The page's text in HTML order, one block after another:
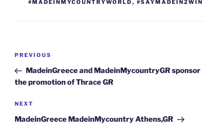
#MADEINMYCOUNTRYWORLD , #SAYMADEIN2WIN
Post
Previous
Post
PREVIOUS
MadeinGreece and MadeinMycountryGR sponsor
the promotion of Thrace GR
Next
Post
NEXT
MadeinGreece MadeinMycountry Athens,GR